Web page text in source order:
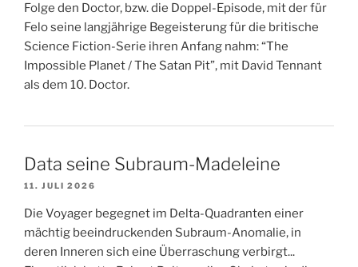
Folge den Doctor, bzw. die Doppel-Episode, mit der für
Felo seine langjährige Begeisterung für die britische
Science Fiction-Serie ihren Anfang nahm: “The
Impossible Planet / The Satan Pit”, mit David Tennant
als dem 10. Doctor.
Data seine Subraum-Madeleine
11. JULI 2026
Die Voyager begegnet im Delta-Quadranten einer
mächtig beeindruckenden Subraum-Anomalie, in
deren Inneren sich eine Überraschung verbirgt...